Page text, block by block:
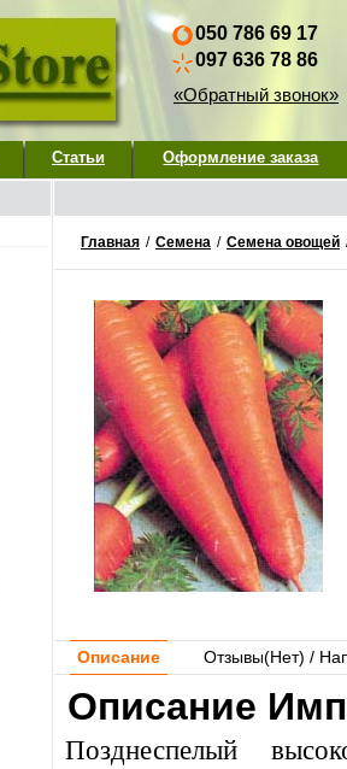
050 786 69 17
097 636 78 86
«Обратный звонок»
Статьи Оформление заказа
Главная / Семена / Семена овощей
Описание Отзывы(Нет) /
Описание
Позднеспелый